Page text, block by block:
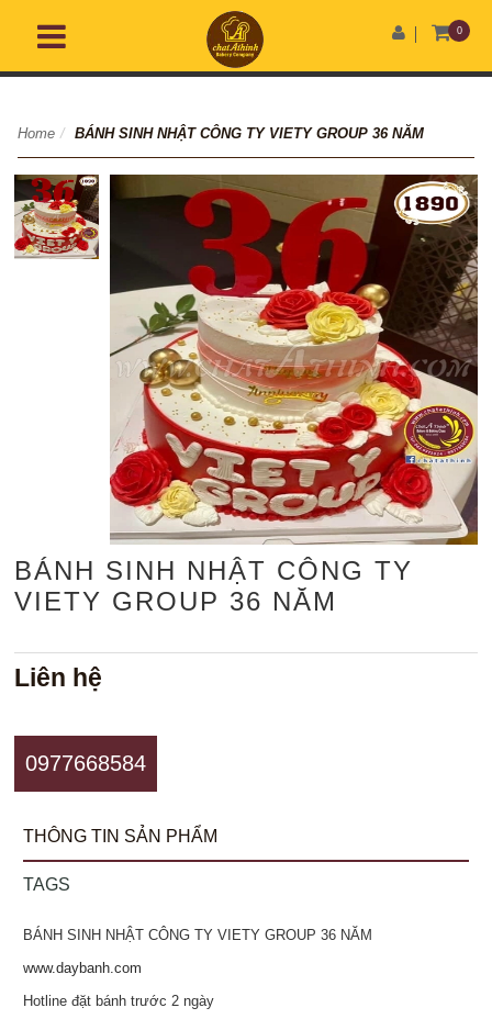
0
Home / BÁNH SINH NHẬT CÔNG TY VIETY GROUP 36 NĂM
BÁNH SINH NHẬT CÔNG TY
VIETY GROUP 36 NĂM
Liên hệ
0977668584
THÔNG TIN SẢN PHẨM
TAGS
BÁNH SINH NHẬT CÔNG TY VIETY GROUP 36 NĂM
www.daybanh.com
Hotline đặt bánh trước 2 ngày